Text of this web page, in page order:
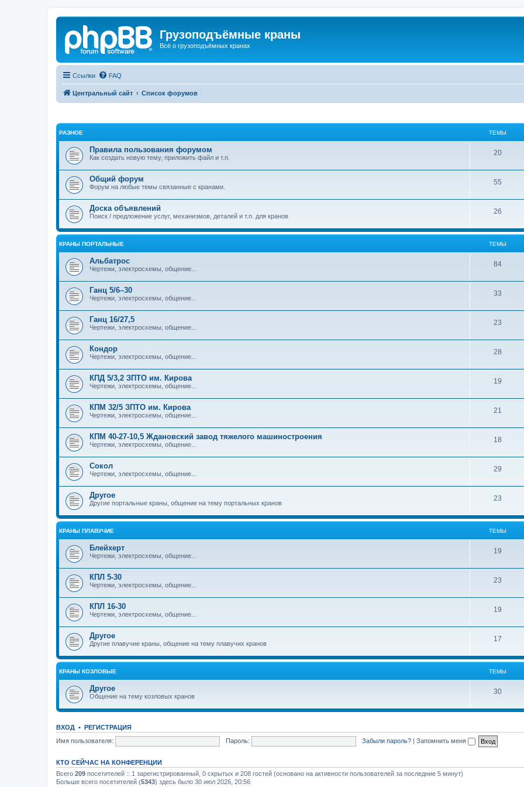
Грузоподъёмные краны
Всё о грузоподъёмных кранах
Ссылки FAQ
Центральный сайт Список форумов
РАЗНОЕ ТЕМЫ
Правила пользования форумом
Как создать новую тему, приложить файл и т.п.
20
Общий форум
Форум на любые темы связанные с кранами.
55
Доска объявлений
Поиск / предложение услуг, механизмов, деталей и т.п. для кранов
26
КРАНЫ ПОРТАЛЬНЫЕ ТЕМЫ
Альбатрос
Чертежи, электросхемы, общение...
84
Ганц 5/6–30
Чертежи, электросхемы, общение...
33
Ганц 16/27,5
Чертежи, электросхемы, общение...
23
Кондор
Чертежи, электросхемы, общение...
28
КПД 5/3,2 ЗПТО им. Кирова
Чертежи, электросхемы, общение...
19
КПМ 32/5 ЗПТО им. Кирова
Чертежи, электросхемы, общение...
21
КПМ 40-27-10,5 Ждановский завод тяжелого машиностроения
Чертежи, электросхемы, общение...
18
Сокол
Чертежи, электросхемы, общение...
29
Другое
Другие портальные краны, общение на тему портальных кранов
23
КРАНЫ ПЛАВУЧИЕ ТЕМЫ
Блейхерт
Чертежи, электросхемы, общение...
19
КПЛ 5-30
Чертежи, электросхемы, общение...
23
КПЛ 16-30
Чертежи, электросхемы, общение...
19
Другое
Другие плавучие краны, общение на тему плавучих кранов
17
КРАНЫ КОЗЛОВЫЕ ТЕМЫ
Другое
Общение на тему козловых кранов
30
ВХОД • РЕГИСТРАЦИЯ
Имя пользователя:
Пароль: Забыли пароль? | Запомнить меня
КТО СЕЙЧАС НА КОНФЕРЕНЦИИ
Всего 209 посетителей :: 1 зарегистрированный, 0 скрытых и 208 гостей (основано на активности пользователей за последние 5 минут)
Больше всего посетителей (5343) здесь было 30 июл 2026, 20:56